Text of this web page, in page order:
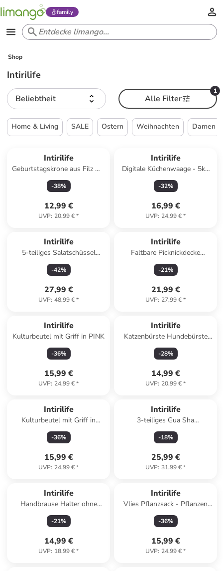
family
Shop
Intirilife
Beliebtheit
1
Alle Filter
Home & Living SALE Ostern Weihnachten Damen
Intirilife
Geburtstagskrone aus Filz mit
austauschbaren Nummern 0 -
9 in Blau - Grau
-38%
12,99 €
UVP: 20,99 €*
Intirilife
Digitale Küchenwaage - 5kg
Elektronische Waage in ROSÉ
GOLD
-32%
16,99 €
UVP: 24,99 €*
Intirilife
5-teiliges Salatschüssel
Rührschüssel Set in Silber
-42%
27,99 €
UVP: 48,99 €*
Intirilife
Faltbare Picknickdecke
Outdoor Decke in 199 x 145
cm Flamingo Design
-21%
21,99 €
UVP: 27,99 €*
Intirilife
Kulturbeutel mit Griff in PINK
-36%
15,99 €
UVP: 24,99 €*
Intirilife
Katzenbürste Hundebürste
Fellbürste selbstreinigend in
Blau Weiß
-28%
14,99 €
UVP: 20,99 €*
Intirilife
Kulturbeutel mit Griff in
SCHWARZ
-36%
15,99 €
UVP: 24,99 €*
Intirilife
3-teiliges Gua Sha
Gesichtsmassage Set in Rosa
-18%
25,99 €
UVP: 31,99 €*
Intirilife
Handbrause Halter ohne
Bohren in Silber
-21%
14,99 €
UVP: 18,99 €*
Intirilife
Vlies Pflanzsack - Pflanzen
Übertopf in 2x Schwarz - 20L
- 30x25cm
-36%
15,99 €
UVP: 24,99 €*